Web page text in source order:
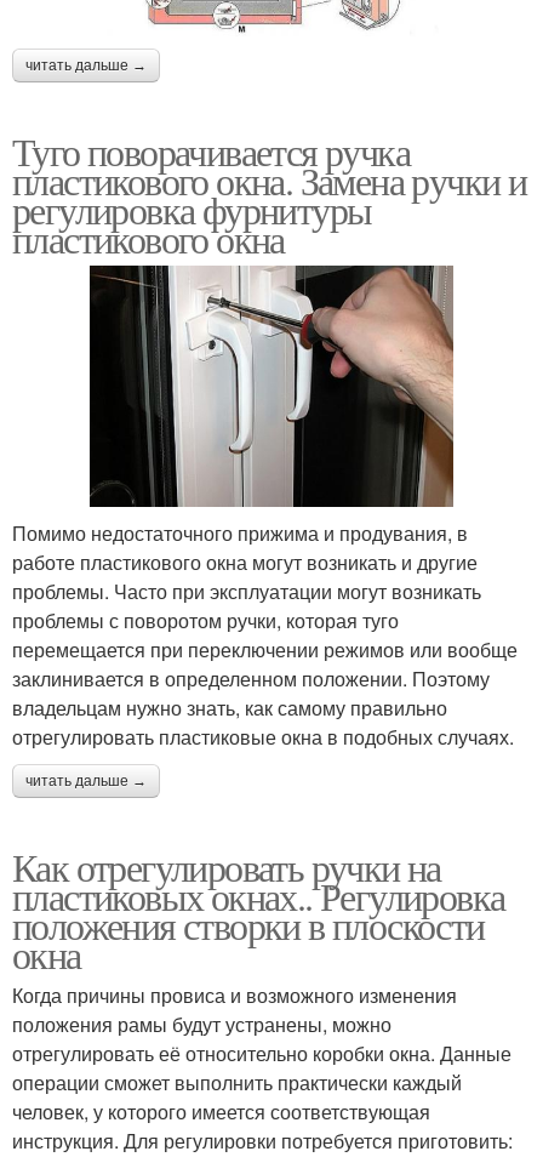
читать дальше →
Туго поворачивается ручка
пластикового окна. Замена ручки и
регулировка фурнитуры
пластикового окна
Помимо недостаточного прижима и продувания, в
работе пластикового окна могут возникать и другие
проблемы. Часто при эксплуатации могут возникать
проблемы с поворотом ручки, которая туго
перемещается при переключении режимов или вообще
заклинивается в определенном положении. Поэтому
владельцам нужно знать, как самому правильно
отрегулировать пластиковые окна в подобных случаях.
читать дальше →
Как отрегулировать ручки на
пластиковых окнах.. Регулировка
положения створки в плоскости
окна
Когда причины провиса и возможного изменения
положения рамы будут устранены, можно
отрегулировать её относительно коробки окна. Данные
операции сможет выполнить практически каждый
человек, у которого имеется соответствующая
инструкция. Для регулировки потребуется приготовить: